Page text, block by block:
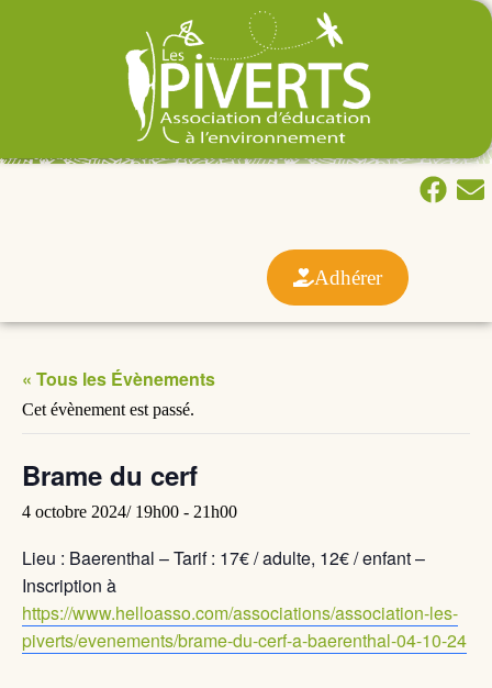
Adhérer
« Tous les Évènements
Cet évènement est passé.
Brame du cerf
4 octobre 2024/ 19h00 - 21h00
Lieu : Baerenthal – Tarif : 17€ / adulte, 12€ / enfant –
Inscription à
https://www.helloasso.com/associations/association-les-
piverts/evenements/brame-du-cerf-a-baerenthal-04-10-24